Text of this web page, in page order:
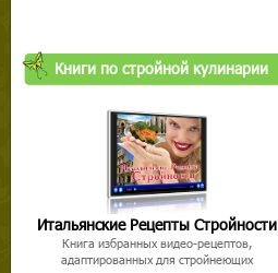
Книги по стройной кулинарии
Итальянские Рецепты Стройности
Книга избранных видео-рецептов,
адаптированных для стройнеющих